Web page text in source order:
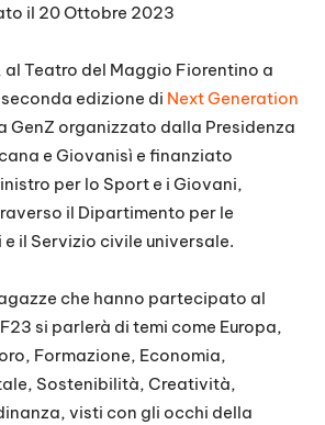
il 20 Ottobre 2023
al Teatro del Maggio Fiorentino a
edizione di Next Generation
GenZ organizzato dalla Presidenza
e Giovanisì e finanziato
per lo Sport e i Giovani,
il Dipartimento per le
il Servizio civile universale.
che hanno partecipato al
si parlerà di temi come Europa,
Formazione, Economia,
Sostenibilità, Creatività,
visti con gli occhi della